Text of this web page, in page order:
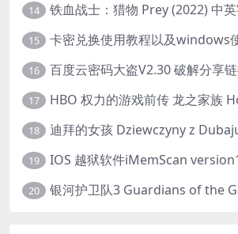
14 铁血战士：猎物 Prey (2022) 中
15 卡密兑换使用教程以及windows
16 百度云密码大盗V2.30 破解分享
17
18
19
20